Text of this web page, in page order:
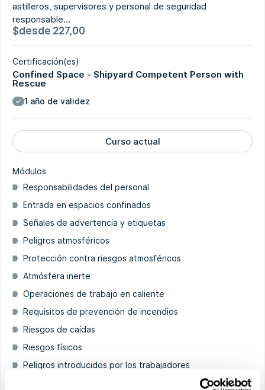
astilleros, supervisores y personal de seguridad
responsable...
$desde 227,00
Certificación(es)
Confined Space - Shipyard Competent Person with
Rescue
1 año de validez
Curso actual
Módulos
Responsabilidades del personal
Entrada en espacios confinados
Señales de advertencia y etiquetas
Peligros atmosféricos
Protección contra riesgos atmosféricos
Atmósfera inerte
Operaciones de trabajo en caliente
Requisitos de prevención de incendios
Riesgos de caídas
Riesgos físicos
Peligros introducidos por los trabajadores